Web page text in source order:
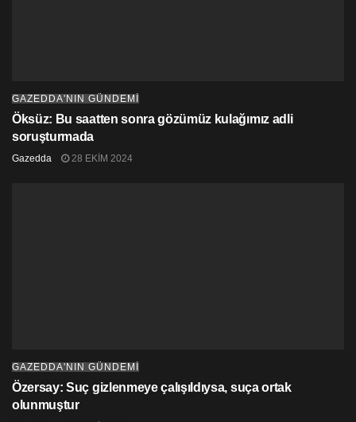
Cumhuriyet Meclisi’nden de beklediğimizin altını
çizeriz.
GAZEDDA'NIN GÜNDEMİ
Öksüz: Bu saatten sonra gözümüz kulağımız adli
soruşturmada
Gazedda 28 EKIM 2024
GAZEDDA'NIN GÜNDEMİ
Özersay: Suç gizlenmeye çalışıldıysa, suça ortak
olunmuştur